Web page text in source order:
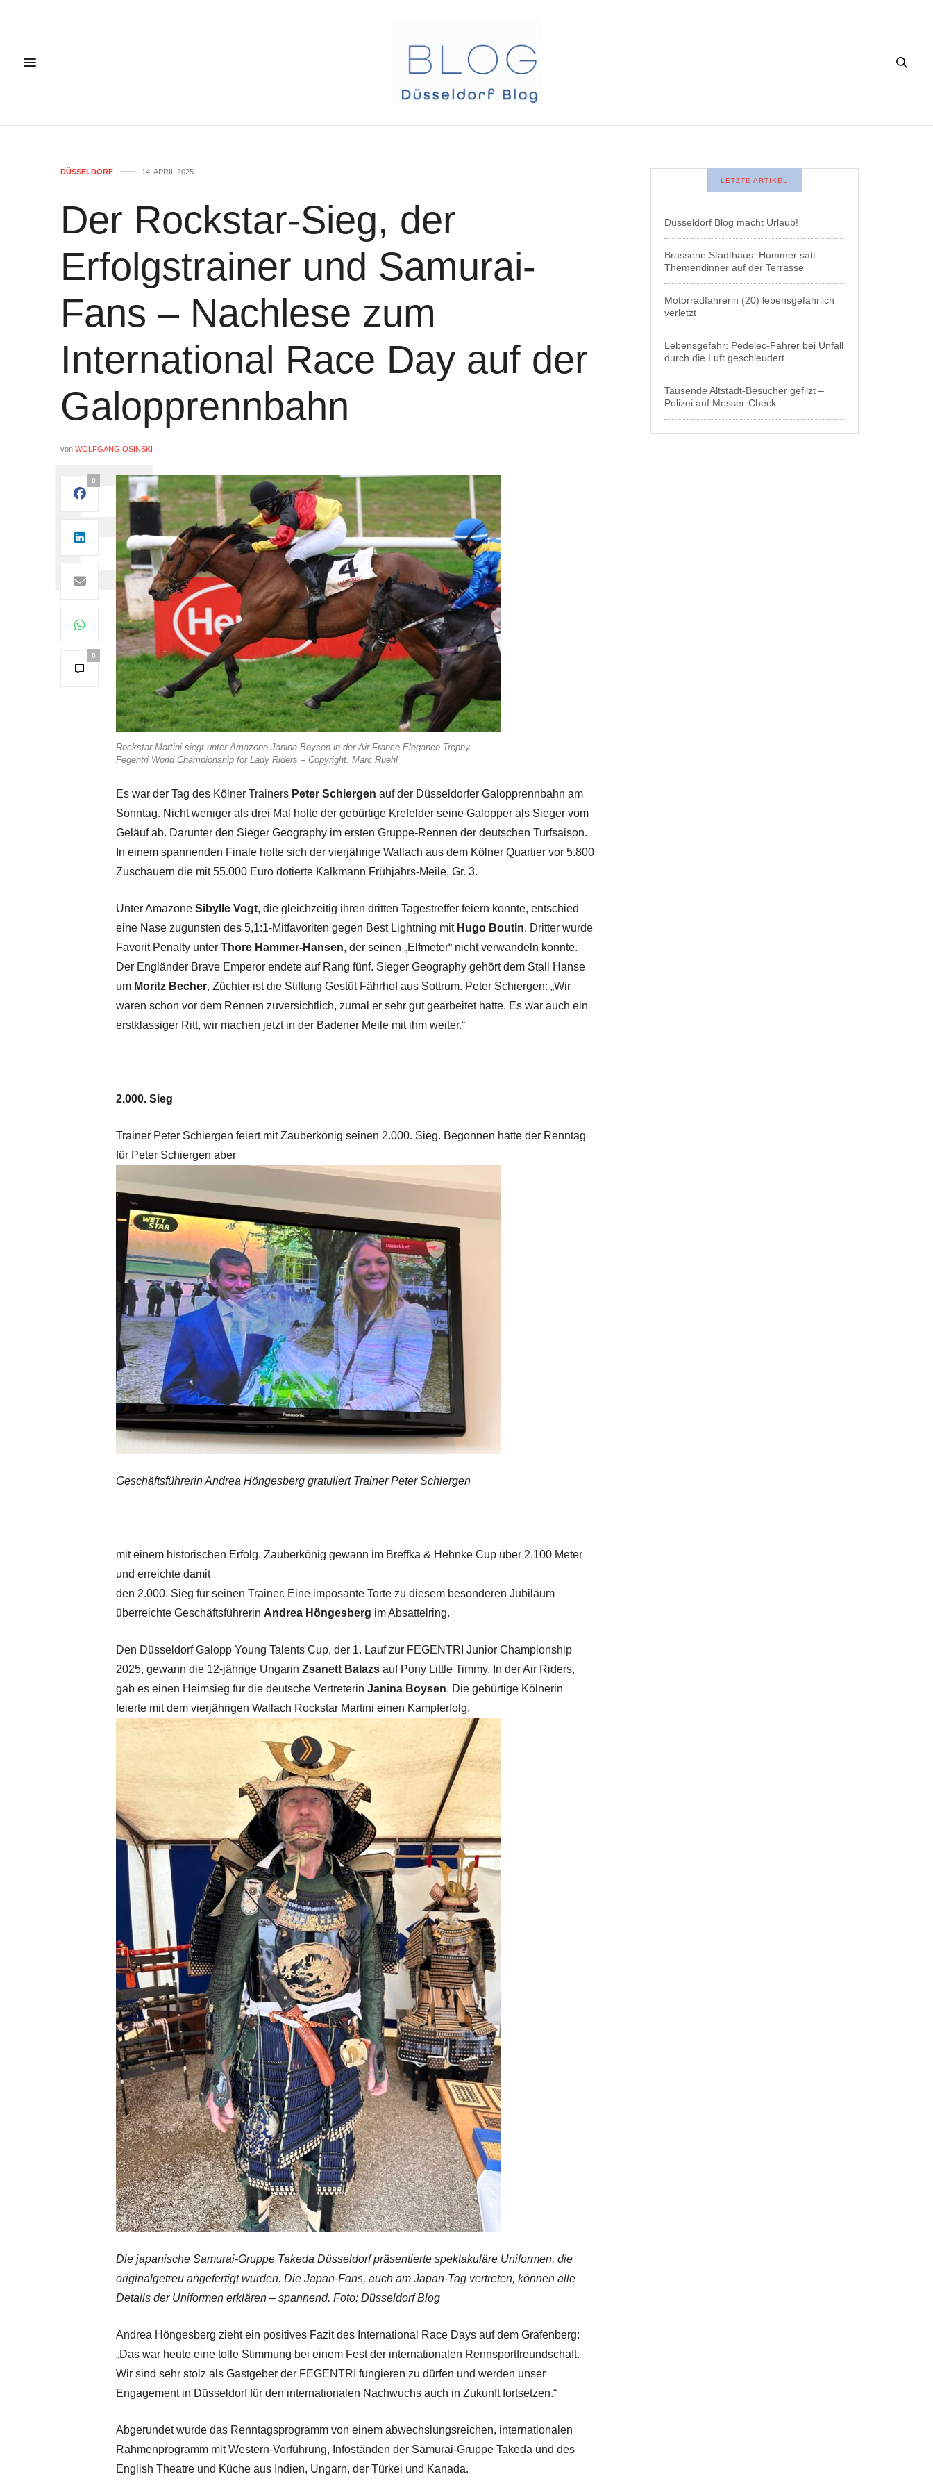
DÜSSELDORF 14. APRIL 2025
Der Rockstar-Sieg, der
Erfolgstrainer und Samurai-
Fans – Nachlese zum
International Race Day auf der
Galopprennbahn
von WOLFGANG OSINSKI
0
0
Rockstar Martini siegt unter Amazone Janina Boysen in der Air France Elegance Trophy –
Fegentri World Championship for Lady Riders – Copyright: Marc Ruehl
Es war der Tag des Kölner Trainers Peter Schiergen auf der Düsseldorfer Galopprennbahn am
Sonntag. Nicht weniger als drei Mal holte der gebürtige Krefelder seine Galopper als Sieger vom
Geläuf ab. Darunter den Sieger Geography im ersten Gruppe-Rennen der deutschen Turfsaison.
In einem spannenden Finale holte sich der vierjährige Wallach aus dem Kölner Quartier vor 5.800
Zuschauern die mit 55.000 Euro dotierte Kalkmann Frühjahrs-Meile, Gr. 3.
Unter Amazone Sibylle Vogt, die gleichzeitig ihren dritten Tagestreffer feiern konnte, entschied
eine Nase zugunsten des 5,1:1-Mitfavoriten gegen Best Lightning mit Hugo Boutin. Dritter wurde
Favorit Penalty unter Thore Hammer-Hansen, der seinen „Elfmeter“ nicht verwandeln konnte.
Der Engländer Brave Emperor endete auf Rang fünf. Sieger Geography gehört dem Stall Hanse
um Moritz Becher, Züchter ist die Stiftung Gestüt Fährhof aus Sottrum. Peter Schiergen: „Wir
waren schon vor dem Rennen zuversichtlich, zumal er sehr gut gearbeitet hatte. Es war auch ein
erstklassiger Ritt, wir machen jetzt in der Badener Meile mit ihm weiter.“
2.000. Sieg
Trainer Peter Schiergen feiert mit Zauberkönig seinen 2.000. Sieg. Begonnen hatte der Renntag
für Peter Schiergen aber
Geschäftsführerin Andrea Höngesberg gratuliert Trainer Peter Schiergen
mit einem historischen Erfolg. Zauberkönig gewann im Breffka & Hehnke Cup über 2.100 Meter
und erreichte damit
den 2.000. Sieg für seinen Trainer. Eine imposante Torte zu diesem besonderen Jubiläum
überreichte Geschäftsführerin Andrea Höngesberg im Absattelring.
Den Düsseldorf Galopp Young Talents Cup, der 1. Lauf zur FEGENTRI Junior Championship
2025, gewann die 12-jährige Ungarin Zsanett Balazs auf Pony Little Timmy. In der Air Riders,
gab es einen Heimsieg für die deutsche Vertreterin Janina Boysen. Die gebürtige Kölnerin
feierte mit dem vierjährigen Wallach Rockstar Martini einen Kampferfolg.
Die japanische Samurai-Gruppe Takeda Düsseldorf präsentierte spektakuläre Uniformen, die
originalgetreu angefertigt wurden. Die Japan-Fans, auch am Japan-Tag vertreten, können alle
Details der Uniformen erklären – spannend. Foto: Düsseldorf Blog
Andrea Höngesberg zieht ein positives Fazit des International Race Days auf dem Grafenberg:
„Das war heute eine tolle Stimmung bei einem Fest der internationalen Rennsportfreundschaft.
Wir sind sehr stolz als Gastgeber der FEGENTRI fungieren zu dürfen und werden unser
Engagement in Düsseldorf für den internationalen Nachwuchs auch in Zukunft fortsetzen.“
Abgerundet wurde das Renntagsprogramm von einem abwechslungsreichen, internationalen
Rahmenprogramm mit Western-Vorführung, Infoständen der Samurai-Gruppe Takeda und des
English Theatre und Küche aus Indien, Ungarn, der Türkei und Kanada.
LETZTE ARTIKEL
Düsseldorf Blog macht Urlaub!
Brasserie Stadthaus: Hummer satt –
Themendinner auf der Terrasse
Motorradfahrerin (20) lebensgefährlich
verletzt
Lebensgefahr: Pedelec-Fahrer bei Unfall
durch die Luft geschleudert
Tausende Altstadt-Besucher gefilzt –
Polizei auf Messer-Check